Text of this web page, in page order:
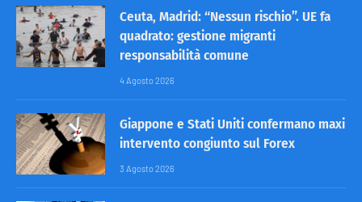
Ceuta, Madrid: “Nessun rischio”. UE fa
quadrato: gestione migranti
responsabilità comune
4 Agosto 2026
Giappone e Stati Uniti confermano maxi
intervento congiunto sul Forex
3 Agosto 2026